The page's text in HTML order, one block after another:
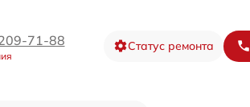
71-88 Статус ремонта